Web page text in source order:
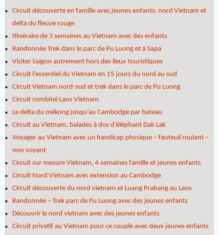
Circuit découverte en famille avec jeunes enfants: nord Vietnam et
delta du fleuve rouge
Itinéraire de 3 semaines au Vietnam avec des enfants
Randonnée Trek dans le parc de Pu Luong et à Sapa
Visiter Saigon autrement hors des lieux touristiques
Circuit l’essentiel du Vietnam en 15 jours du nord au sud
Circuit Vietnam nord-sud et trek dans le parc de Pu Luong
Circuit combiné Laos Vietnam
Le delta du mékong jusqu’au Cambodge par bateau
Circuit au Vietnam, balades à dos d’éléphant Dak Lak
Voyager au Vietnam avec un handicap physique – fauteuil roulant –
non voyant
Circuit sur mesure Vietnam, 4 semaines famille et jeunes enfants
Circuit Nord Vietnam avec extension au Cambodge
Circuit découverte du nord vietnam et Luang Prabang au Laos
Randonnée – Trek parc de Pu Luong avec des jeunes enfants
Découvrir le nord vietnam avec des jeunes enfants
Circuit privatif au Vietnam pour ce couple avec deux jeunes enfants